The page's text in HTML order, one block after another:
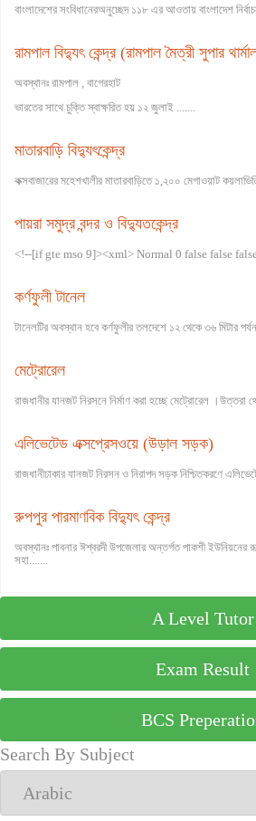
বাংলাদেশের সংবিধানেরঅনুচ্ছেদ ১১৮ এর আওতায় বাংলাদেশ
রামপাল বিদ্যুৎ কেন্দ্র (রামপাল মৈত্রী সুপার
অবস্থানঃ রামপাল , বাগেরহাট
ভারতের সাথে চুক্তি স্বাক্ষরিত হয় ১২ জুলাই .......
মাতারবাড়ি বিদ্যুৎকেন্দ্র
কক্সবাজারের মহেশখালীর মাতারবাড়িতে ১,২০০ মেগাওয়াট
পায়রা সমুদ্র বন্দর ও বিদ্যুতকেন্দ্র
<!--[if gte mso 9]><xml> Normal 0 false false
কর্ণফুলী টানেল
টানেলটির অবস্থান হবে কর্ণফুলীর তলদেশে ১২ থেকে ৩৬ মিটার
মেট্রোরেল
রাজধানীর যানজট নিরসনে নির্মাণ করা হচ্ছে মেট্রোরেল
এলিভেটেড এক্সপ্রেসওয়ে (উড়াল সড়ক)
রাজধানীঢাকার যানজট নিরসন ও নিরাপদ সড়ক নিশ্চিতকরণে
রুপপুর পারমাণবিক বিদ্যুৎ কেন্দ্র
অবস্থানঃ পাবনার ঈশ্বরদী উপজেলার অন্তর্গত পাকশী ইউনিয়নের
সহা.......
A Level Tutor
Exam Result
BCS
Search By Subject